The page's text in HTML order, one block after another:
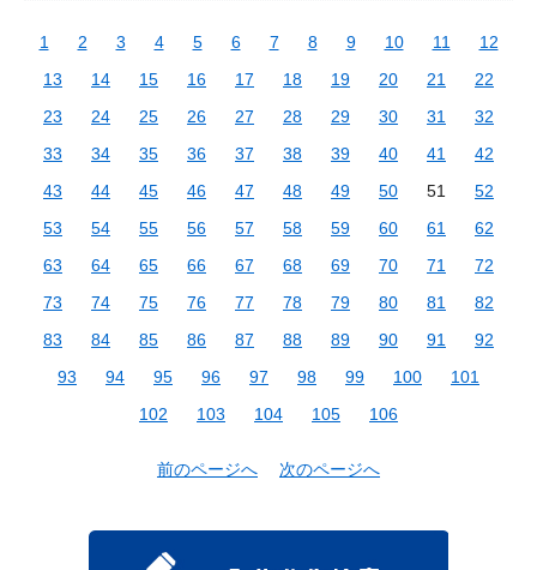
1 2 3 4 5 6 7 8 9 10 11
12
13
14 15 16 17 18 19 20 21
22
23
24 25 26 27 28 29 30 31
32
33
34 35 36 37 38 39 40 41
42
43
44 45 46 47 48 49 50 51
52
53
54 55 56 57 58 59 60 61
62
63
64 65 66 67 68 69 70 71
72
73
74 75 76 77 78 79 80 81
82
83
84 85 86 87 88 89 90 91
92
93
94 95 96 97 98 99 100
101
102
103 104 105 106
前のページへ 次のページへ